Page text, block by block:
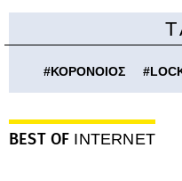
#ΚΟΡΟΝΟΙΟΣ #
BEST OF INTERNET